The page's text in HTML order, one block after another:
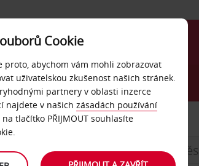
ZÁKAZNÍCI
Cookie
proto, abychom vám mohli zobrazovat
uživatelskou zkušenost našich stránek.
partnery v oblasti inzerce
najdete v našich zásadách používání
tlačítko PŘIJMOUT souhlasíte